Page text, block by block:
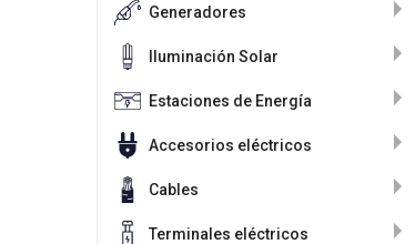
Generadores
Iluminación Solar
Estaciones de Energía
Accesorios eléctricos
Cables
Terminales eléctricos